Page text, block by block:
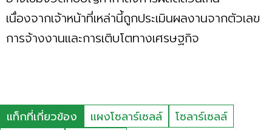
เนื่องจากเจ้าหน้าที่เหล่านี้ถูกประเมินผลงานจากตัวเลข
การจ้างงานและการเติบโตทางเศรษฐกิจ
แท็กที่เกี่ยวข้อง แผงโซลาร์เซลล์
โซลาร์เซลล์